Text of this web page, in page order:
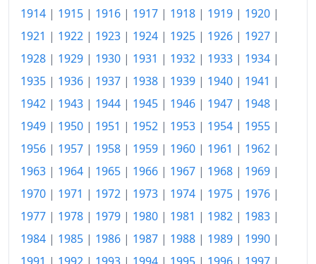
1914 | 1915 | 1916 | 1917 | 1918 | 1919 | 1920 |
1921 | 1922 | 1923 | 1924 | 1925 | 1926 | 1927 |
1928 | 1929 | 1930 | 1931 | 1932 | 1933 | 1934 |
1935 | 1936 | 1937 | 1938 | 1939 | 1940 | 1941 |
1942 | 1943 | 1944 | 1945 | 1946 | 1947 | 1948 |
1949 | 1950 | 1951 | 1952 | 1953 | 1954 | 1955 |
1956 | 1957 | 1958 | 1959 | 1960 | 1961 | 1962 |
1963 | 1964 | 1965 | 1966 | 1967 | 1968 | 1969 |
1970 | 1971 | 1972 | 1973 | 1974 | 1975 | 1976 |
1977 | 1978 | 1979 | 1980 | 1981 | 1982 | 1983 |
1984 | 1985 | 1986 | 1987 | 1988 | 1989 | 1990 |